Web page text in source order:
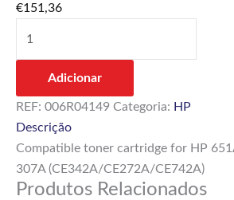
€151,36
Adicionar
REF: 006R04149 Categoria: HP
Descrição
Compatible toner cartridge for HP
307A (CE342A/CE272A/CE742A)
Produtos Relacionados